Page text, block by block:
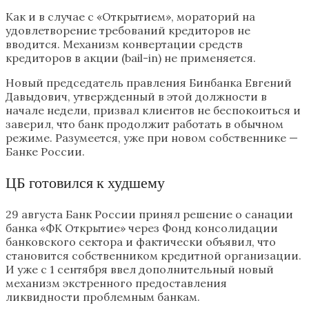
Как и в случае с «Открытием», мораторий на
удовлетворение требований кредиторов не
вводится. Механизм конвертации средств
кредиторов в акции (bail-in) не применяется.
Новый председатель правления Бинбанка Евгений
Давыдович, утвержденный в этой должности в
начале недели, призвал клиентов не беспокоиться и
заверил, что банк продолжит работать в обычном
режиме. Разумеется, уже при новом собственнике —
Банке России.
ЦБ готовился к худшему
29 августа Банк России принял решение о санации
банка «ФК Открытие» через Фонд консолидации
банковского сектора и фактически объявил, что
становится собственником кредитной организации.
И уже с 1 сентября ввел дополнительный новый
механизм экстренного предоставления
ликвидности проблемным банкам.